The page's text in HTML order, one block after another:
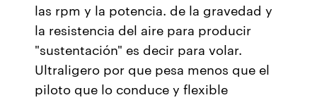
las rpm y la potencia. de la gravedad y
la resistencia del aire para producir
"sustentación" es decir para volar.
Ultraligero por que pesa menos que el
piloto que lo conduce y flexible